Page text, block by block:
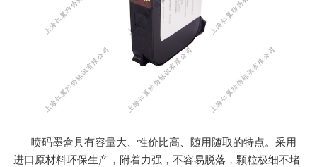
喷码墨盒具有容量大、性价比高、随用随取的特点。采用
进口原材料环保生产，附着力强，不容易脱落，颗粒极细不堵